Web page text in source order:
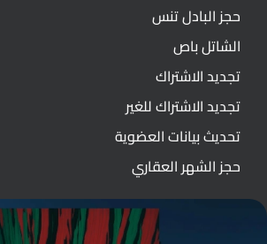
حجز البادل تنس
الشاتل باص
تجديد الاشتراك
تجديد الاشتراك للغير
تحديث بيانات العضوية
حجز الشهر العقاري